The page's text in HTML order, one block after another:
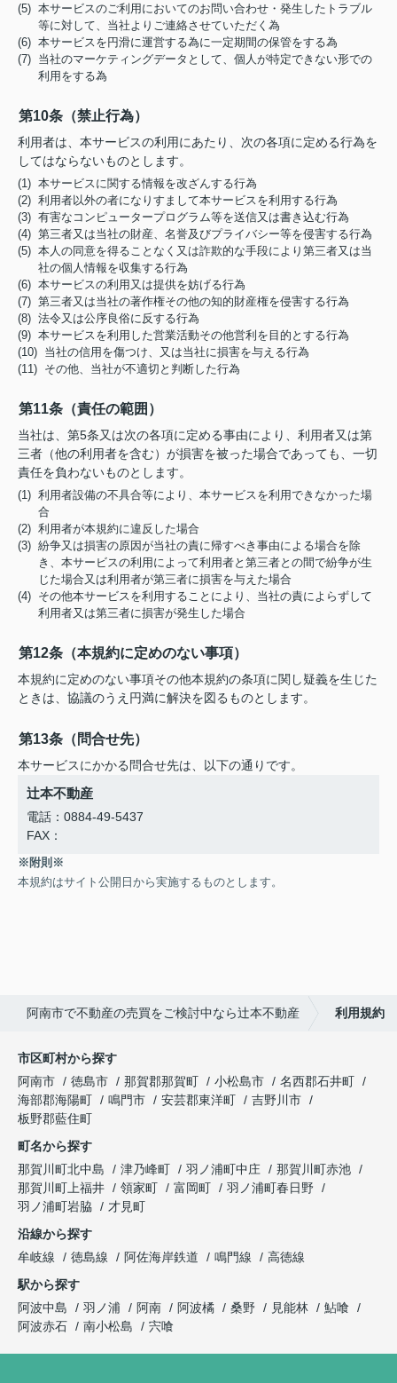
(5) 本サービスのご利用においてのお問い合わせ・発生したトラブル
等に対して、当社よりご連絡させていただく為
(6) 本サービスを円滑に運営する為に一定期間の保管をする為
(7) 当社のマーケティングデータとして、個人が特定できない形での
利用をする為
第10条（禁止行為）
利用者は、本サービスの利用にあたり、次の各項に定める行為を
してはならないものとします。
(1) 本サービスに関する情報を改ざんする行為
(2) 利用者以外の者になりすまして本サービスを利用する行為
(3) 有害なコンピュータープログラム等を送信又は書き込む行為
(4) 第三者又は当社の財産、名誉及びプライバシー等を侵害する行為
(5) 本人の同意を得ることなく又は詐欺的な手段により第三者又は当
社の個人情報を収集する行為
(6) 本サービスの利用又は提供を妨げる行為
(7) 第三者又は当社の著作権その他の知的財産権を侵害する行為
(8) 法令又は公序良俗に反する行為
(9) 本サービスを利用した営業活動その他営利を目的とする行為
(10) 当社の信用を傷つけ、又は当社に損害を与える行為
(11) その他、当社が不適切と判断した行為
第11条（責任の範囲）
当社は、第5条又は次の各項に定める事由により、利用者又は第
三者（他の利用者を含む）が損害を被った場合であっても、一切
責任を負わないものとします。
(1) 利用者設備の不具合等により、本サービスを利用できなかった場
合
(2) 利用者が本規約に違反した場合
(3) 紛争又は損害の原因が当社の責に帰すべき事由による場合を除
き、本サービスの利用によって利用者と第三者との間で紛争が生
じた場合又は利用者が第三者に損害を与えた場合
(4) その他本サービスを利用することにより、当社の責によらずして
利用者又は第三者に損害が発生した場合
第12条（本規約に定めのない事項）
本規約に定めのない事項その他本規約の条項に関し疑義を生じた
ときは、協議のうえ円満に解決を図るものとします。
第13条（問合せ先）
本サービスにかかる問合せ先は、以下の通りです。
辻本不動産
電話：0884-49-5437
FAX：
※附則※
本規約はサイト公開日から実施するものとします。
阿南市で不動産の売買をご検討中なら辻本不動産 利用規約
市区町村から探す
阿南市
徳島市 那賀郡那賀町 小松島市
名西郡石井町
海部郡海陽町
鳴門市 安芸郡東洋町
吉野川市
板野郡藍住町
町名から探す
那賀川町北中島
津乃峰町 羽ノ浦町中庄
那賀川町赤池
那賀川町上福井
領家町 富岡町
羽ノ浦町春日野
羽ノ浦町岩脇
才見町
沿線から探す
牟岐線
徳島線 阿佐海岸鉄道 鳴門線
高徳線
駅から探す
阿波中島
羽ノ浦 阿南 阿波橘 桑野 見能林
鮎喰
阿波赤石
南小松島 宍喰